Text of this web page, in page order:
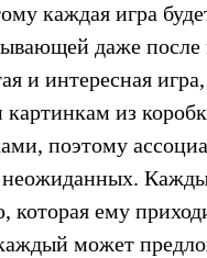
каждая игра
даже
и интересная
из
поэтому
ему
может